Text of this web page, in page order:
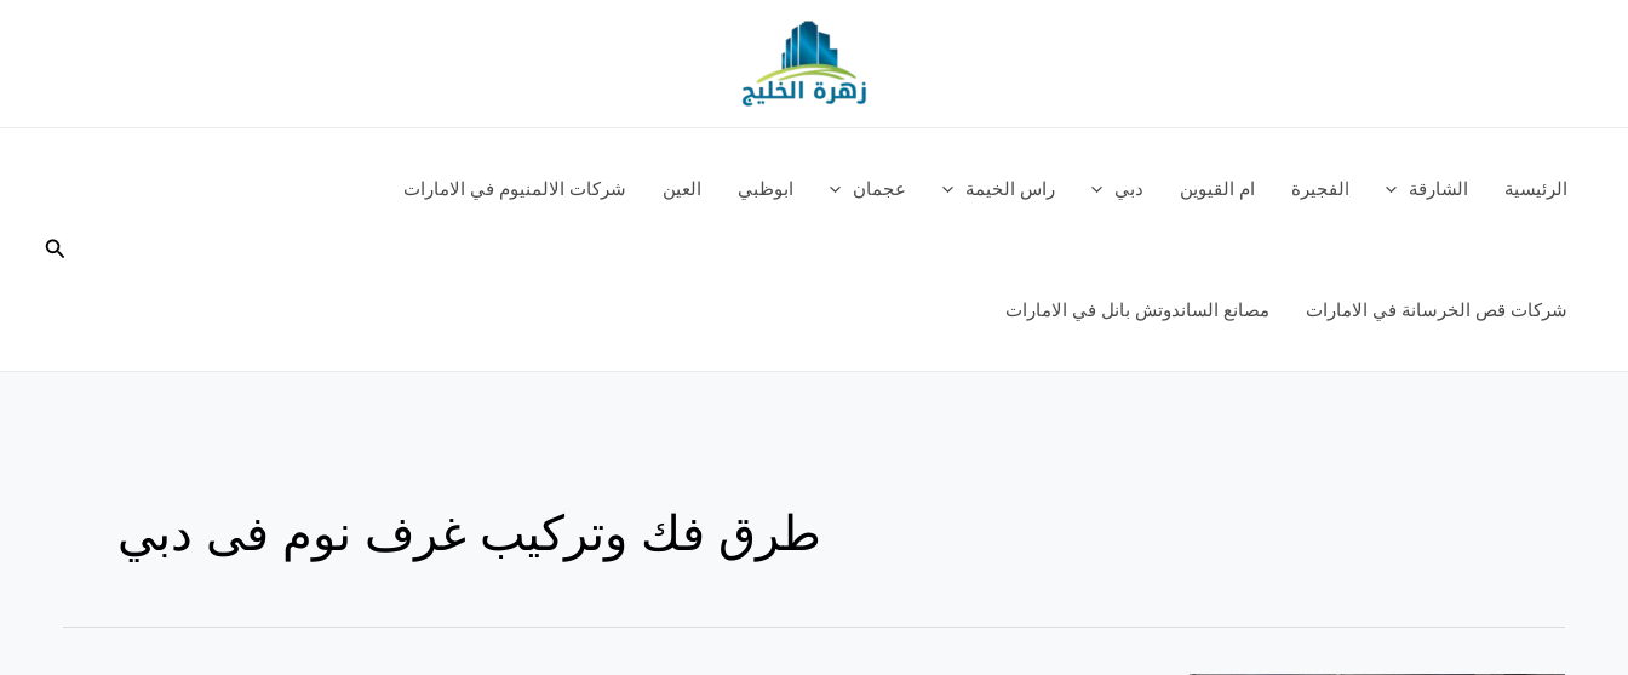
الرئيسية الشارقة الفجيرة ام القيوين دبي راس الخيمة عجمان ابوظبي العين شركات الالمنيوم في الامارات
شركات قص الخرسانة في الامارات مصانع الساندوتش بانل في الامارات
البحث
طرق فك وتركيب غرف نوم فى دبي